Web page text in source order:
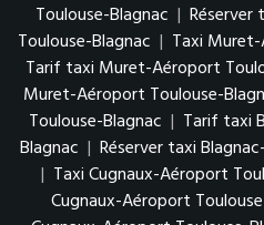
Toulouse-Blagnac |
Toulouse-Blagnac | Taxi
Tarif taxi Muret-Aéroport
Muret-Aéroport Toulouse-
Toulouse-Blagnac | Tarif taxi
Blagnac | Réserver taxi
| Taxi Cugnaux-Aéroport
Cugnaux-Aéroport